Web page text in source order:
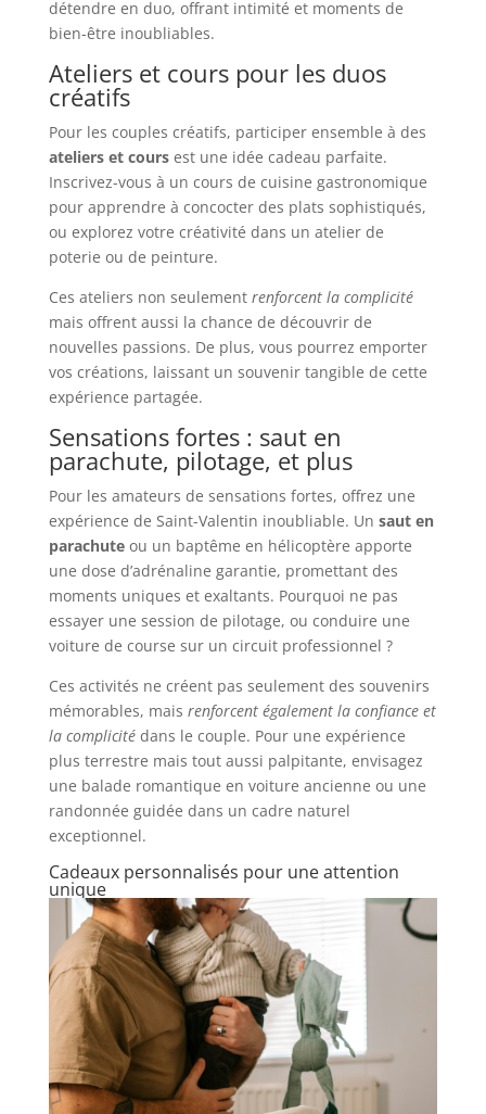
détendre en duo, offrant intimité et moments de
bien-être inoubliables.
Ateliers et cours pour les duos
créatifs
Pour les couples créatifs, participer ensemble à des
ateliers et coursest une idée cadeau parfaite.
Inscrivez-vous à un cours de cuisine gastronomique
pour apprendre à concocter des plats sophistiqués,
ou explorez votre créativité dans un atelier de
poterie ou de peinture.
Ces ateliers non seulement renforcent la complicité
mais offrent aussi la chance de découvrir de
nouvelles passions. De plus, vous pourrez emporter
vos créations, laissant un souvenir tangible de cette
expérience partagée.
Sensations fortes : saut en
parachute, pilotage, et plus
Pour les amateurs de sensations fortes, offrez une
expérience de Saint-Valentin inoubliable. Un saut en
parachuteou un baptême en hélicoptère apporte
une dose d’adrénaline garantie, promettant des
moments uniques et exaltants. Pourquoi ne pas
essayer une session de pilotage, ou conduire une
voiture de course sur un circuit professionnel ?
Ces activités ne créent pas seulement des souvenirs
mémorables, mais renforcent également la confiance et
la complicitédans le couple. Pour une expérience
plus terrestre mais tout aussi palpitante, envisagez
une balade romantique en voiture ancienne ou une
randonnée guidée dans un cadre naturel
exceptionnel.
Cadeaux personnalisés pour une attention
unique